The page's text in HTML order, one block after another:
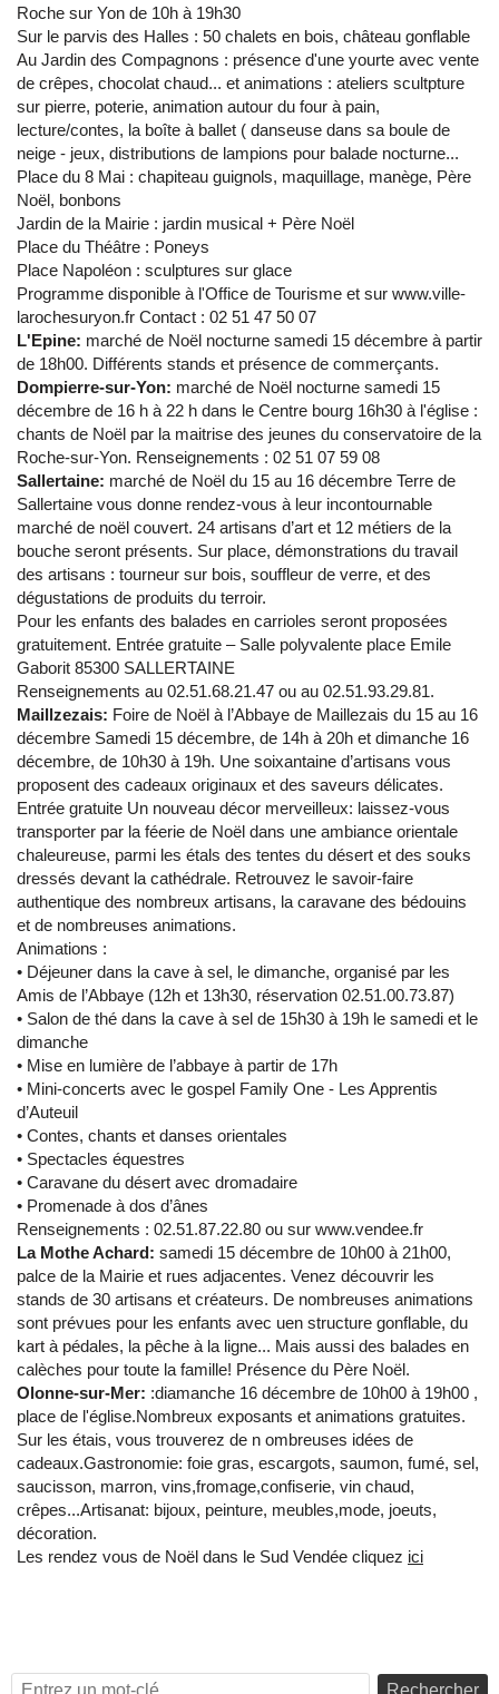
Roche sur Yon de 10h à 19h30
Sur le parvis des Halles : 50 chalets en bois, château gonflable
Au Jardin des Compagnons : présence d'une yourte avec vente
de crêpes, chocolat chaud... et animations : ateliers scultpture
sur pierre, poterie, animation autour du four à pain,
lecture/contes, la boîte à ballet ( danseuse dans sa boule de
neige - jeux, distributions de lampions pour balade nocturne...
Place du 8 Mai : chapiteau guignols, maquillage, manège, Père
Noël, bonbons
Jardin de la Mairie : jardin musical + Père Noël
Place du Théâtre : Poneys
Place Napoléon : sculptures sur glace
Programme disponible à l'Office de Tourisme et sur www.ville-
larochesuryon.fr Contact : 02 51 47 50 07
L'Epine: marché de Noël nocturne samedi 15 décembre à partir
de 18h00. Différents stands et présence de commerçants.
Dompierre-sur-Yon: marché de Noël nocturne samedi 15
décembre de 16 h à 22 h dans le Centre bourg 16h30 à l'église :
chants de Noël par la maitrise des jeunes du conservatoire de la
Roche-sur-Yon. Renseignements : 02 51 07 59 08
Sallertaine: marché de Noël du 15 au 16 décembre Terre de
Sallertaine vous donne rendez-vous à leur incontournable
marché de noël couvert. 24 artisans d’art et 12 métiers de la
bouche seront présents. Sur place, démonstrations du travail
des artisans : tourneur sur bois, souffleur de verre, et des
dégustations de produits du terroir.
Pour les enfants des balades en carrioles seront proposées
gratuitement. Entrée gratuite – Salle polyvalente place Emile
Gaborit 85300 SALLERTAINE
Renseignements au 02.51.68.21.47 ou au 02.51.93.29.81.
Maillzezais: Foire de Noël à l’Abbaye de Maillezais du 15 au 16
décembre Samedi 15 décembre, de 14h à 20h et dimanche 16
décembre, de 10h30 à 19h. Une soixantaine d’artisans vous
proposent des cadeaux originaux et des saveurs délicates.
Entrée gratuite Un nouveau décor merveilleux: laissez-vous
transporter par la féerie de Noël dans une ambiance orientale
chaleureuse, parmi les étals des tentes du désert et des souks
dressés devant la cathédrale. Retrouvez le savoir-faire
authentique des nombreux artisans, la caravane des bédouins
et de nombreuses animations.
Animations :
• Déjeuner dans la cave à sel, le dimanche, organisé par les
Amis de l’Abbaye (12h et 13h30, réservation 02.51.00.73.87)
• Salon de thé dans la cave à sel de 15h30 à 19h le samedi et le
dimanche
• Mise en lumière de l’abbaye à partir de 17h
• Mini-concerts avec le gospel Family One - Les Apprentis
d’Auteuil
• Contes, chants et danses orientales
• Spectacles équestres
• Caravane du désert avec dromadaire
• Promenade à dos d’ânes
Renseignements : 02.51.87.22.80 ou sur www.vendee.fr
La Mothe Achard: samedi 15 décembre de 10h00 à 21h00,
palce de la Mairie et rues adjacentes. Venez découvrir les
stands de 30 artisans et créateurs. De nombreuses animations
sont prévues pour les enfants avec uen structure gonflable, du
kart à pédales, la pêche à la ligne... Mais aussi des balades en
calèches pour toute la famille! Présence du Père Noël.
Olonne-sur-Mer: :diamanche 16 décembre de 10h00 à 19h00 ,
place de l'église.Nombreux exposants et animations gratuites.
Sur les étais, vous trouverez de n ombreuses idées de
cadeaux.Gastronomie: foie gras, escargots, saumon, fumé, sel,
saucisson, marron, vins,fromage,confiserie, vin chaud,
crêpes...Artisanat: bijoux, peinture, meubles,mode, joeuts,
décoration.
Les rendez vous de Noël dans le Sud Vendée cliquez ici
Rechercher